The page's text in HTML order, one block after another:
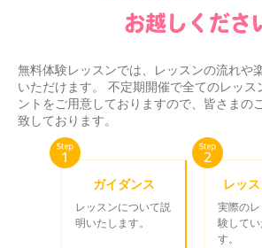
お越しくださ
無料体験レッスンでは、レッスンの流れや
いただけます。 不定期開催で全てのレッ
ントをご用意しておりますので、皆さまの
致しております。
ガイダンス
レッスンについて説
明いたします。
レッ
実際の
験して
す。